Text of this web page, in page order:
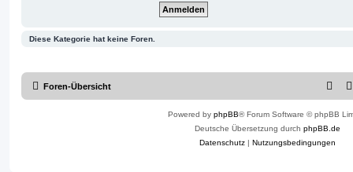
Diese Kategorie hat keine Foren.
Foren-Übersicht
Powered by phpBB® Forum Software © phpBB
Deutsche Übersetzung durch phpBB.de
Datenschutz | Nutzungsbedingungen